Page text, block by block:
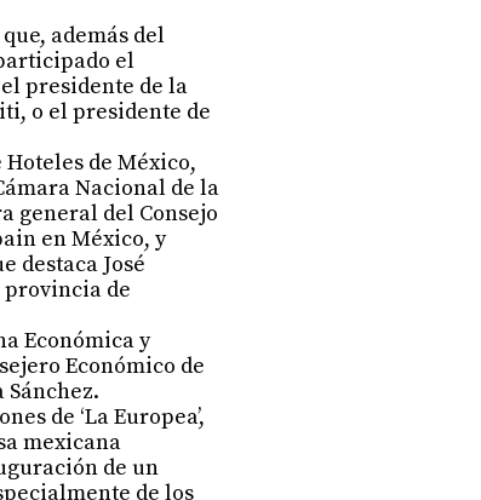
además del
el
presidente de la
o el presidente de
de México,
Nacional de la
general del Consejo
en México, y
destaca José
provincia de
Económica y
Económico de
de ‘La Europea’,
mexicana
de un
de los